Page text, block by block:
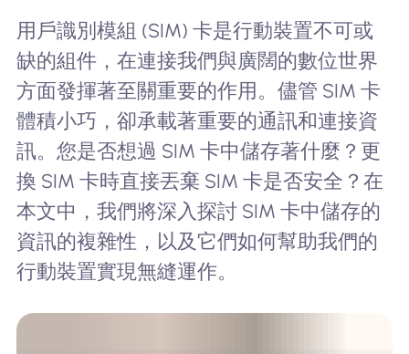
用戶識別模組 (SIM) 卡是行動裝置不可或
缺的組件，在連接我們與廣闊的數位世界
方面發揮著至關重要的作用。儘管 SIM 卡
體積小巧，卻承載著重要的通訊和連接資
訊。您是否想過 SIM 卡中儲存著什麼？更
換 SIM 卡時直接丟棄 SIM 卡是否安全？在
本文中，我們將深入探討 SIM 卡中儲存的
資訊的複雜性，以及它們如何幫助我們的
行動裝置實現無縫運作。